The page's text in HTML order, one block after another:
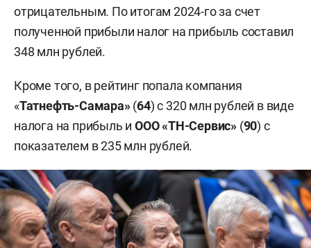
отрицательным. По итогам 2024-го за счет
полученной прибыли налог на прибыль составил
348 млн рублей.
Кроме того, в рейтинг попала компания
«Татнефть-Самара»(64) с 320 млн рублей в виде
налога на прибыль иООО «ТН-Сервис» (90) с
показателем в 235 млн рублей.